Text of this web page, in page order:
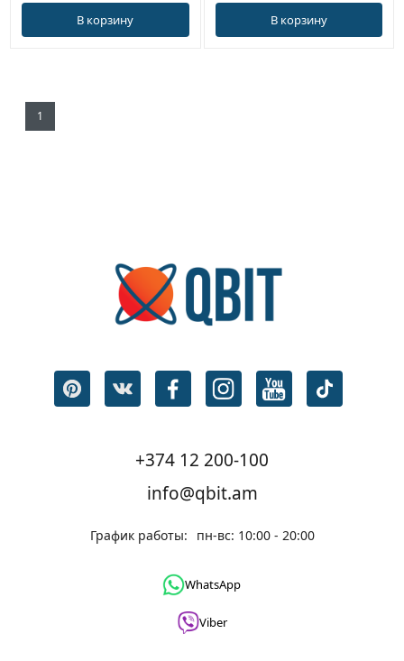
В корзину В корзину
1
+374 12 200-100
info@qbit.am
График работы: пн-вс: 10:00 - 20:00
WhatsApp
Viber